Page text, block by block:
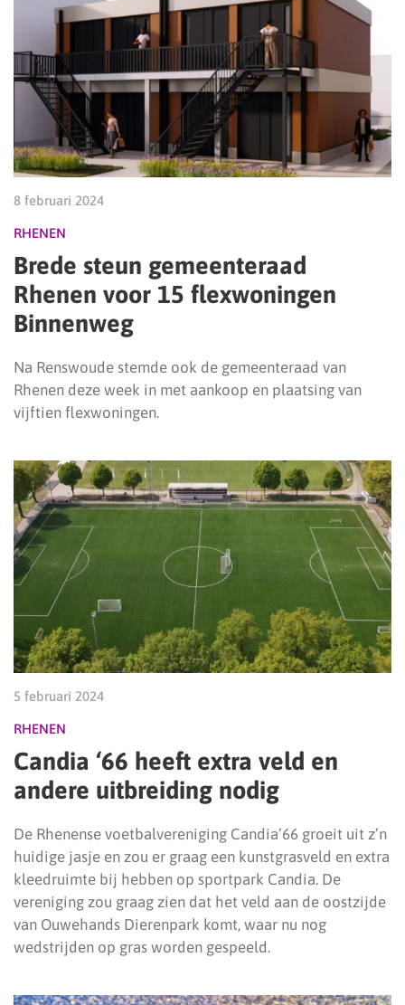
8 februari 2024
RHENEN
Brede steun gemeenteraad
Rhenen voor 15 flexwoningen
Binnenweg
Na Renswoude stemde ook de gemeenteraad van
Rhenen deze week in met aankoop en plaatsing van
vijftien flexwoningen.
5 februari 2024
RHENEN
Candia ‘66 heeft extra veld en
andere uitbreiding nodig
De Rhenense voetbalvereniging Candia’66 groeit uit z’n
huidige jasje en zou er graag een kunstgrasveld en extra
kleedruimte bij hebben op sportpark Candia. De
vereniging zou graag zien dat het veld aan de oostzijde
van Ouwehands Dierenpark komt, waar nu nog
wedstrijden op gras worden gespeeld.